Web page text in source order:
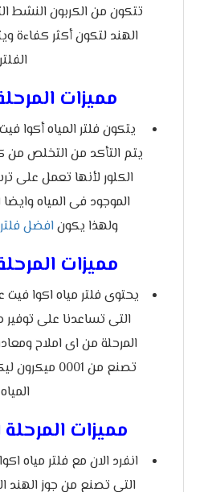
تتكون من الكربون النشط
الهند لتكون أكثر كفاءة
مميزات
يتكون فلتر المياه أكوا
يتم التأكد من التخلص من
الكلور لأنها تعمل على
الموجود فى المياه
ولهذا يكونافضل
مميزات
يحتوى فلتر مياه اكوا فيت
التى تساعدنا على
المرحلة من اى املاح
تصنع من
مميزات
انفرد الان مع فلتر مياه
التى تصنع من جوز